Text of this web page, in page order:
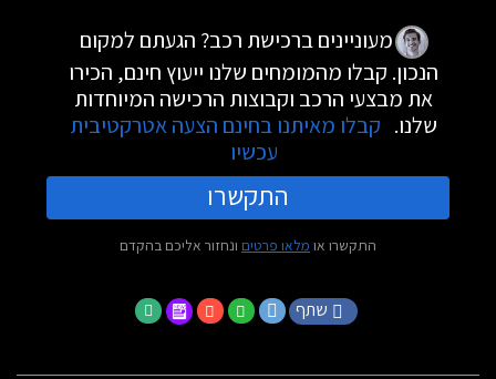
מעוניינים ברכישת רכב? הגעתם למקום
הנכון. קבלו מהמומחים שלנו ייעוץ חינם, הכירו
את מבצעי הרכב וקבוצות הרכישה המיוחדות
שלנו. קבלו מאיתנו בחינם הצעה אטרקטיבית
עכשיו
התקשרו
התקשרו או מלאו פרטים ונחזור אליכם בהקדם
שתף